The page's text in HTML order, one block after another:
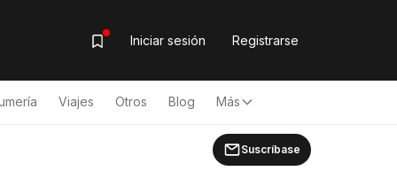
Iniciar sesión Registrarse
Viajes Otros Blog Más
Suscríbase